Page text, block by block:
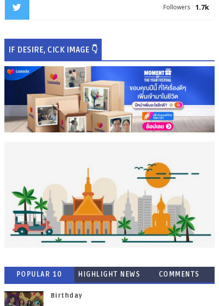
1.7k
Followers
IF DESIRE, CICK IMAGE 👇
POPULAR 10 HIGHLIGHT NEWS COMMENTS
Birthday